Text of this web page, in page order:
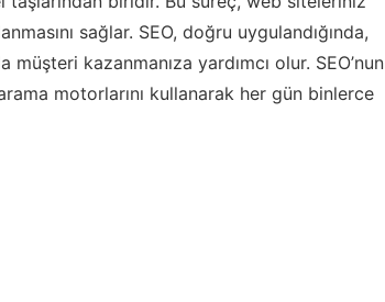
sağlar. SEO, doğru uygulandığında,
kazanmanıza yardımcı olur. SEO’nun
motorlarını kullanarak her gün binlerce